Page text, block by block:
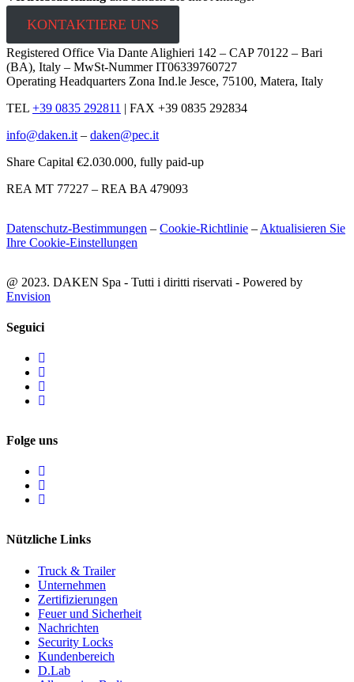
KONTAKTIERE UNS
Registered Office Via Dante Alighieri 142 – CAP 70122 – Bari
(BA), Italy – MwSt-Nummer IT06339760727
Operating Headquarters Zona Ind.le Jesce, 75100, Matera, Italy
TEL +39 0835 292811 | FAX +39 0835 292834
info@daken.it – daken@pec.it
Share Capital €2.030.000, fully paid-up
REA MT 77227 – REA BA 479093
Datenschutz-Bestimmungen – Cookie-Richtlinie – Aktualisieren Sie
Ihre Cookie-Einstellungen
@ 2023. DAKEN Spa - Tutti i diritti riservati - Powered by
Envision
Seguici
Folge uns
Nützliche Links
Truck & Trailer
Unternehmen
Zertifizierungen
Feuer und Sicherheit
Nachrichten
Security Locks
Kundenbereich
D.Lab